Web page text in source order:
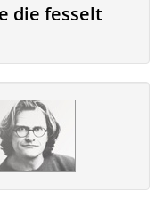
die fesselt